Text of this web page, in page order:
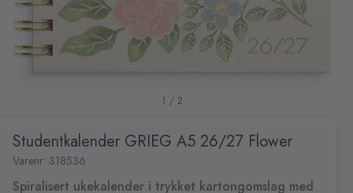
1 / 2
Studentkalender GRIEG A5 26/27 Flower
Varenr: 318536
Spiralisert ukekalender i trykket kartongomslag med